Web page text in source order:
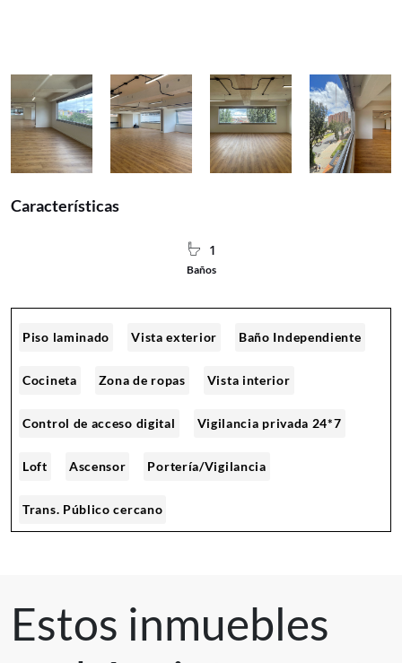
Características
1
Baños
Piso laminado Vista exterior Baño Independiente
Cocineta Zona de ropas Vista interior
Control de acceso digital Vigilancia privada 24*7
Loft Ascensor Portería/Vigilancia
Trans. Público cercano
Estos inmuebles